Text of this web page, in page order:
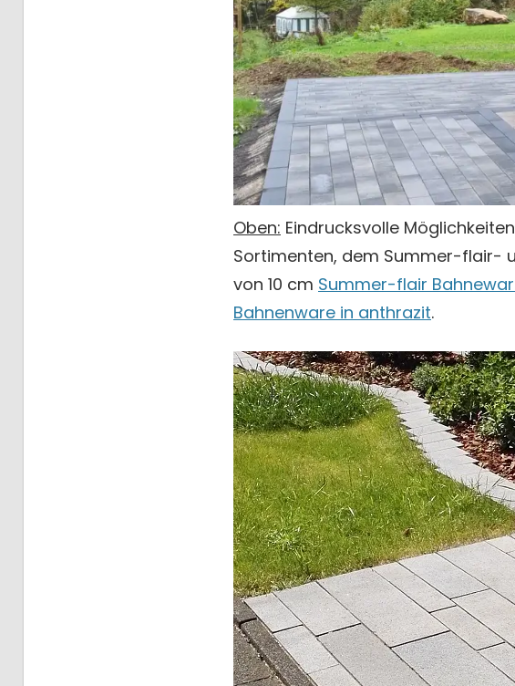
Oben: Eindrucksvolle
Sortimenten, dem Summer-flair-
von 10 cm Summer-flair
Bahnenware in anthrazit.